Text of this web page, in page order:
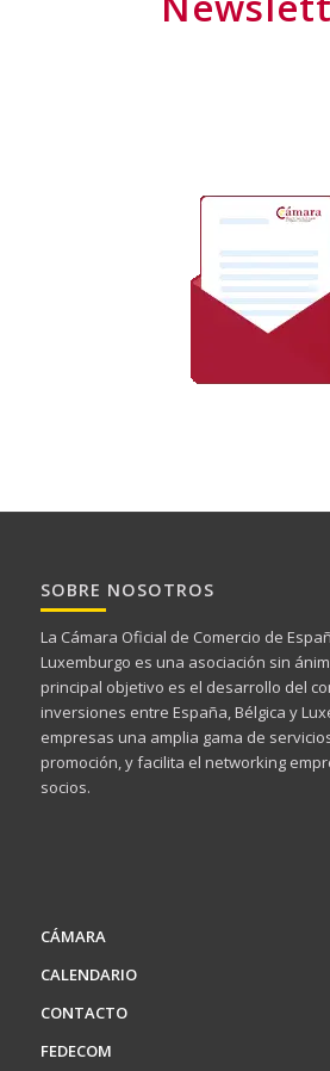
SOBRE NOSOTROS
La Cámara Oficial de Comercio de
Luxemburgo es una asociación sin
principal objetivo es el desarrollo del
inversiones entre España, Bélgica y
empresas una amplia gama de
promoción, y facilita el networking
socios.
CÁMARA
CALENDARIO
CONTACTO
FEDECOM